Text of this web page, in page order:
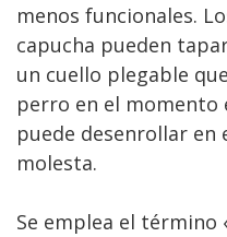
menos funcionales.
capucha pueden
un cuello plegable
perro en el momento
puede desenrollar en
molesta.
Se emplea el término